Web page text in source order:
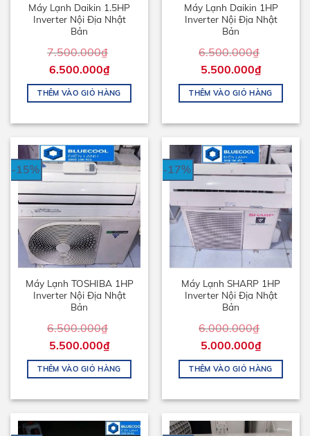
Máy Lạnh Daikin 1.5HP
Inverter Nội Địa Nhật
Bản
7.500.000₫
6.500.000₫
THÊM VÀO GIỎ HÀNG
Máy Lạnh Daikin 1HP
Inverter Nội Địa Nhật
Bản
6.500.000₫
5.500.000₫
THÊM VÀO GIỎ HÀNG
-15%
Máy Lạnh TOSHIBA 1HP
Inverter Nội Địa Nhật
Bản
6.500.000₫
5.500.000₫
THÊM VÀO GIỎ HÀNG
-17%
Máy Lạnh SHARP 1HP
Inverter Nội Địa Nhật
Bản
6.000.000₫
5.000.000₫
THÊM VÀO GIỎ HÀNG